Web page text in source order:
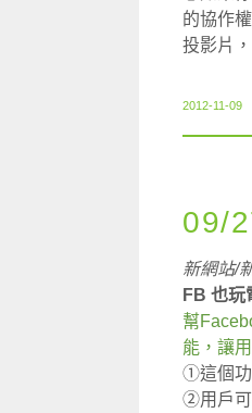
的協作
投影片
2012-11-09
09/
新網站/
FB 也玩
幫
能，讓
①這個功
②用戶可